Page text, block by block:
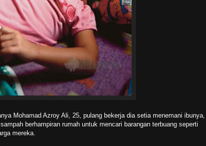
Mohamad Azroy Ali, 25, pulang bekerja dia setia menemani ibunya,
berhampiran rumah untuk mencari barangan terbuang seperti
mereka.